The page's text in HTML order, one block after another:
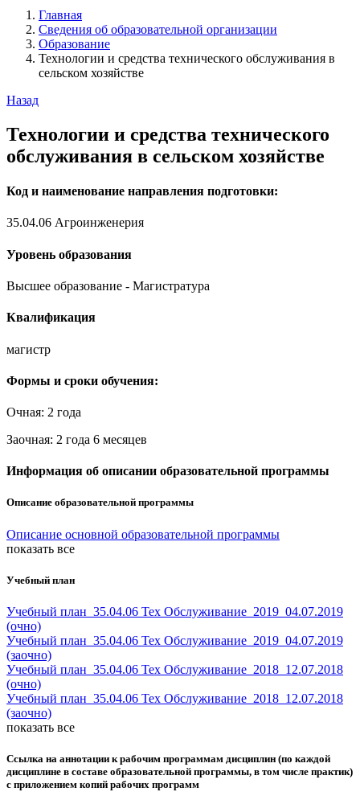
Главная
Сведения об образовательной организации
Образование
Технологии и средства технического обслуживания в
сельском хозяйстве
Назад
Технологии и средства технического
обслуживания в сельском хозяйстве
Код и наименование направления подготовки:
35.04.06 Агроинженерия
Уровень образования
Высшее образование - Магистратура
Квалификация
магистр
Формы и сроки обучения:
Очная: 2 года
Заочная: 2 года 6 месяцев
Информация об описании образовательной программы
Описание образовательной программы
Описание основной образовательной программы
показать все
Учебный план
Учебный план_35.04.06 Тех Обслуживание_2019_04.07.2019
(очно)
Учебный план_35.04.06 Тех Обслуживание_2019_04.07.2019
(заочно)
Учебный план_35.04.06 Тех Обслуживание_2018_12.07.2018
(очно)
Учебный план_35.04.06 Тех Обслуживание_2018_12.07.2018
(заочно)
показать все
Ссылка на аннотации к рабочим программам дисциплин (по каждой
дисциплине в составе образовательной программы, в том числе практик)
с приложением копий рабочих программ